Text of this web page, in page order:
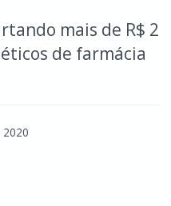
mais de R$ 2
de farmácia